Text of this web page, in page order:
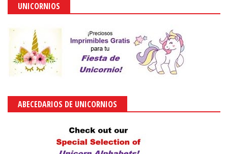
UNICORNIOS
ABECEDARIOS DE UNICORNIOS